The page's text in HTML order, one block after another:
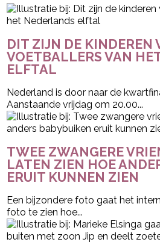
DIT ZIJN DE KINDEREN
VOETBALLERS VAN
ELFTAL
Nederland is door naar de
Aanstaande vrijdag om 20.00...
TWEE ZWANGERE
LATEN ZIEN HOE
ERUIT KUNNEN ZIEN
Een bijzondere foto gaat het
foto te zien hoe...